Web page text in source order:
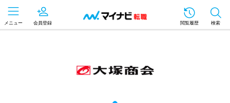
メニュー 会員登録 閲覧履歴 検索